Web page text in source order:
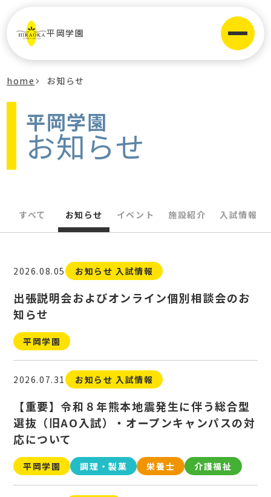
平岡学園
home お知らせ
平岡学園
お知らせ
すべて お知らせ イベント 施設紹介 入試情報
2026.08.05 お知らせ 入試情報
出張説明会およびオンライン個別相談会のお
知らせ
平岡学園
2026.07.31 お知らせ 入試情報
【重要】令和８年熊本地震発生に伴う総合型
選抜（旧AO入試）・オープンキャンパスの対
応について
平岡学園 調理・製菓 栄養士 介護福祉